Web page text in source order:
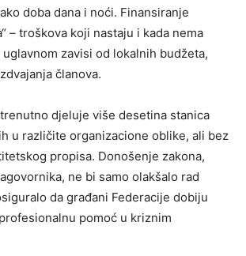
doba dana i noći. Finansiranje
– troškova koji nastaju i kada nema
zavisi od lokalnih budžeta,
članova.
djeluje više desetina stanica
u različite organizacione oblike, ali bez
propisa. Donošenje zakona,
ne bi samo olakšalo rad
da građani Federacije dobiju
pomoć u kriznim